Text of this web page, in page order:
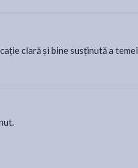
clară și bine susținută a temei